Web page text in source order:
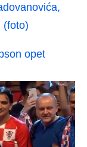
(foto)
opet